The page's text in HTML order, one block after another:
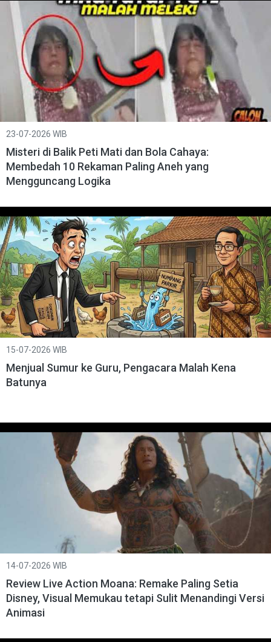
23-07-2026 WIB
Misteri di Balik Peti Mati dan Bola Cahaya:
Membedah 10 Rekaman Paling Aneh yang
Mengguncang Logika
15-07-2026 WIB
Menjual Sumur ke Guru, Pengacara Malah Kena
Batunya
14-07-2026 WIB
Review Live Action Moana: Remake Paling Setia
Disney, Visual Memukau tetapi Sulit Menandingi Versi
Animasi